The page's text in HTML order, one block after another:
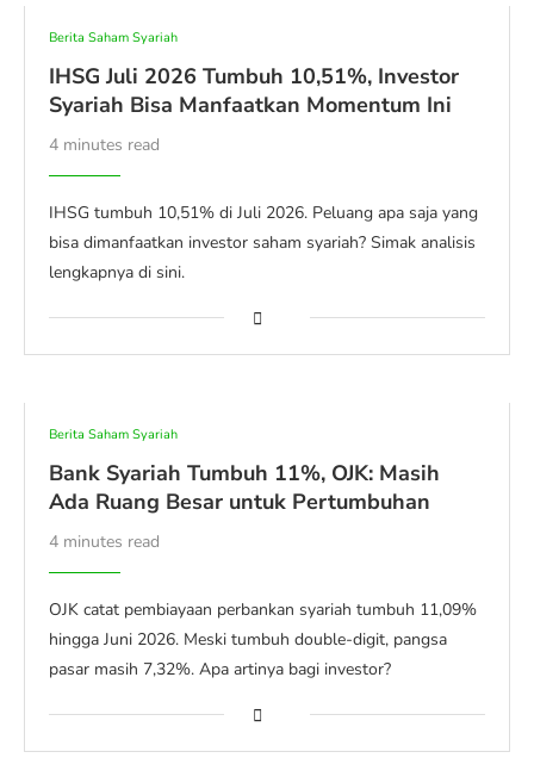
Berita Saham Syariah
IHSG Juli 2026 Tumbuh 10,51%, Investor
Syariah Bisa Manfaatkan Momentum Ini
4 minutes read
IHSG tumbuh 10,51% di Juli 2026. Peluang apa saja yang
bisa dimanfaatkan investor saham syariah? Simak analisis
lengkapnya di sini.
Berita Saham Syariah
Bank Syariah Tumbuh 11%, OJK: Masih
Ada Ruang Besar untuk Pertumbuhan
4 minutes read
OJK catat pembiayaan perbankan syariah tumbuh 11,09%
hingga Juni 2026. Meski tumbuh double-digit, pangsa
pasar masih 7,32%. Apa artinya bagi investor?